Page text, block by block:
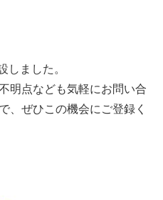
ました。
明点なども気軽にお問い合
、ぜひこの機会にご登録く